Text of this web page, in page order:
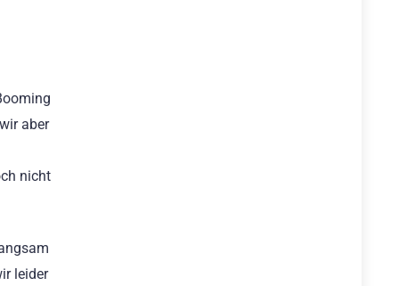
aber
nicht
leider